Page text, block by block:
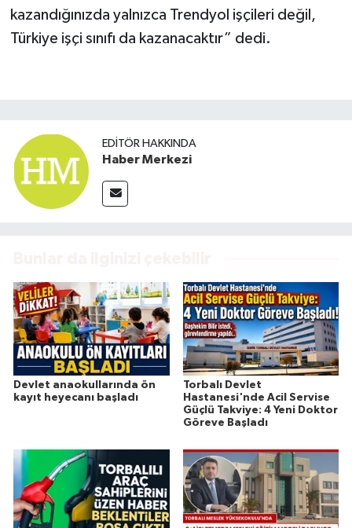
kazandığınızda yalnızca Trendyol işçileri değil,
Türkiye işçi sınıfı da kazanacaktır” dedi.
EDITÖR HAKKINDA
Haber Merkezi
Devlet anaokullarında ön
kayıt heyecanı başladı
Torbalı Devlet
Hastanesi'nde Acil Servise
Güçlü Takviye: 4 Yeni Doktor
Göreve Başladı